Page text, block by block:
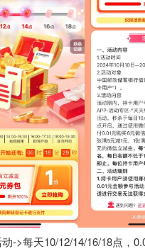
->每天10/12/14/16/18点，